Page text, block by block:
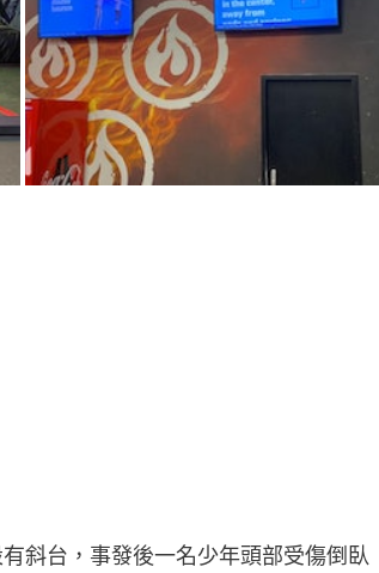
斜台，事發後一名少年頭部受傷倒臥